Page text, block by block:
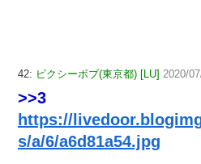
42: ピクシーボブ(東京都) [LU] 2020/
>>3
https://
s/a/6/a6d81a54.jpg